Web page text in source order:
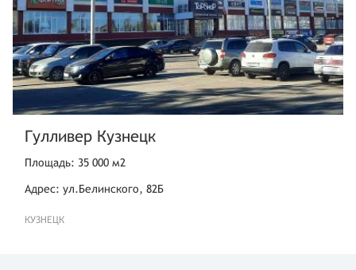
Гулливер Кузнецк
Площадь: 35 000 м2
Адрес: ул.Белинского, 82Б
КУЗНЕЦК